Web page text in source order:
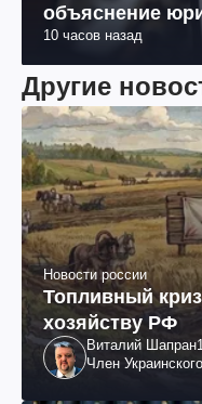
объяснение
10 часов назад
Другие
Новости россии
Топливный
хозяйству РФ
Виталий Шапран
Член